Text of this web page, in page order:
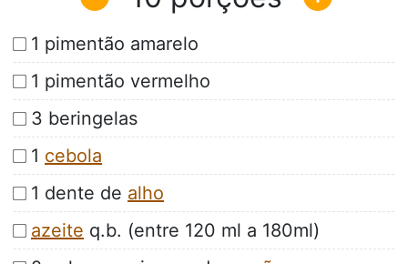
1 pimentão amarelo
1 pimentão vermelho
3 beringelas
1 cebola
1 dente de alho
azeite q.b. (entre 120 ml a 180ml)